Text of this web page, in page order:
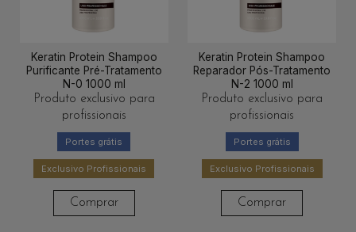
Keratin Protein Shampoo
Purificante Pré-Tratamento
N-0 1000 ml
Produto exclusivo para
profissionais
Portes grátis
Exclusivo Profissionais
Comprar
Keratin Protein Shampoo
Reparador Pós-Tratamento
N-2 1000 ml
Produto exclusivo para
profissionais
Portes grátis
Exclusivo Profissionais
Comprar